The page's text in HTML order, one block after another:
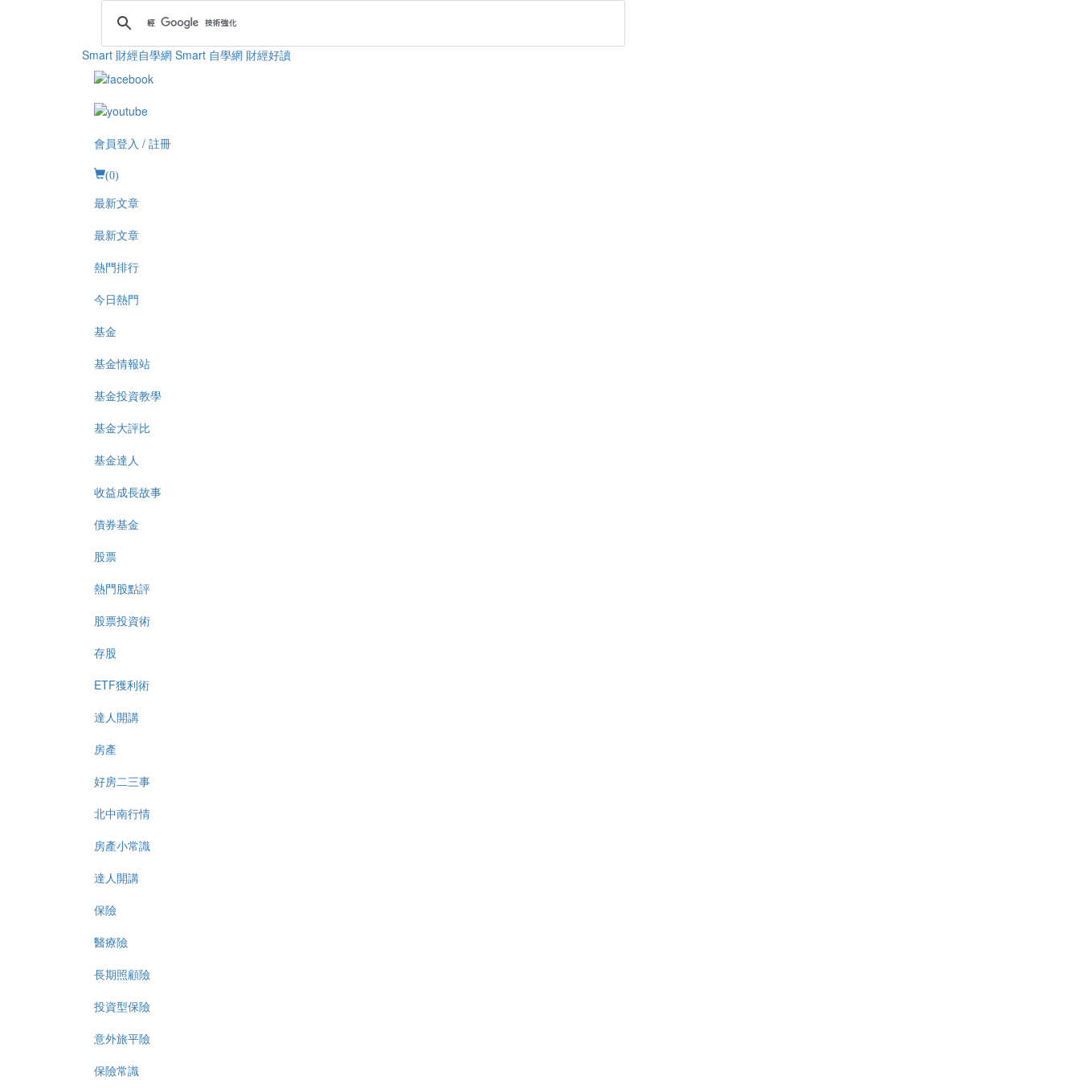
Smart 財經自學網 Smart 自學網 財經好讀
會員登入 / 註冊
(0)
最新文章
最新文章
熱門排行
今日熱門
基金
基金情報站
基金投資教學
基金大評比
基金達人
收益成長故事
債券基金
股票
熱門股點評
股票投資術
存股
ETF獲利術
達人開講
房產
好房二三事
北中南行情
房產小常識
達人開講
保險
醫療險
長期照顧險
投資型保險
意外旅平險
保險常識